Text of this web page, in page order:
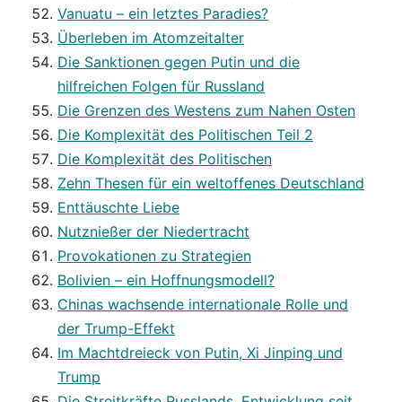
Vanuatu – ein letztes Paradies?
Überleben im Atomzeitalter
Die Sanktionen gegen Putin und die
hilfreichen Folgen für Russland
Die Grenzen des Westens zum Nahen Osten
Die Komplexität des Politischen Teil 2
Die Komplexität des Politischen
Zehn Thesen für ein weltoffenes Deutschland
Enttäuschte Liebe
Nutznießer der Niedertracht
Provokationen zu Strategien
Bolivien – ein Hoffnungsmodell?
Chinas wachsende internationale Rolle und
der Trump-Effekt
Im Machtdreieck von Putin, Xi Jinping und
Trump